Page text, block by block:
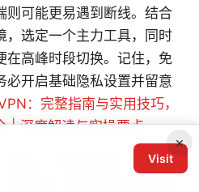
则可能更易遇到断线。结合
，选定一个主力工具，同时
在高峰时段切换。记住，免
必开启基础隐私设置并留意
：完整指南与实用技巧，
| 深度解读与实操要点
隐私」三项放在同一个表格
看哪一个选项真正为你带
×
Visit